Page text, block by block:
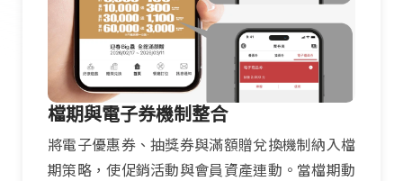
檔期與電子券機制整合
將電子優惠券、抽獎券與滿額贈兌換機制納入檔
期策略，使促銷活動與會員資產連動。當檔期動